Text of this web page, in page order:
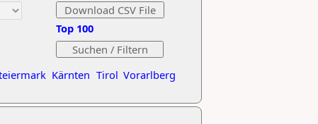
Kärnten Tirol Vorarlberg
Top 100